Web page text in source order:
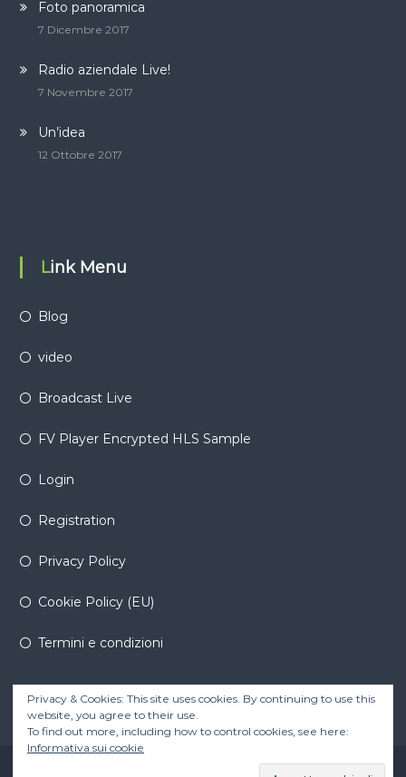
Foto panoramica
7 Dicembre 2017
Radio aziendale Live!
7 Novembre 2017
Un’idea
12 Ottobre 2017
Link Menu
Blog
video
Broadcast Live
FV Player Encrypted HLS Sample
Login
Registration
Privacy Policy
Cookie Policy (EU)
Termini e condizioni
All rights reserved. Theme: Flash Proby
Privacy & Cookies: This site uses cookies. By continuing to use this
website, you agree to their use.
To find out more, including how to control cookies, see here:
Informativa sui cookie